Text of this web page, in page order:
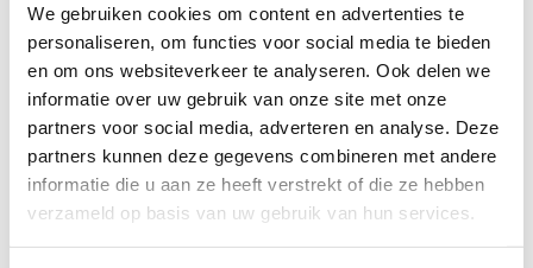
We gebruiken cookies om content en advertenties te
personaliseren, om functies voor social media te bieden
en om ons websiteverkeer te analyseren. Ook delen we
informatie over uw gebruik van onze site met onze
partners voor social media, adverteren en analyse. Deze
partners kunnen deze gegevens combineren met andere
informatie die u aan ze heeft verstrekt of die ze hebben
verzameld op basis van uw gebruik van hun services.
Reserveer de
atletiekpiste